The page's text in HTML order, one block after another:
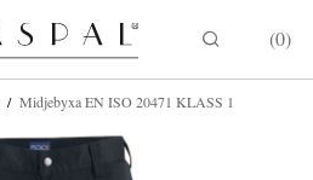
0
/ Midjebyxa EN ISO 20471 KLASS 1